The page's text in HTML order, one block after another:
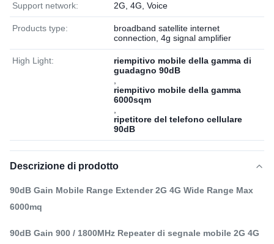
Support network: 2G, 4G, Voice
Products type:
broadband satellite internet
connection, 4g signal amplifier
High Light:
riempitivo mobile della gamma di
guadagno 90dB
riempitivo mobile della gamma
6000sqm
ripetitore del telefono cellulare
90dB
Descrizione di prodotto
90dB Gain Mobile Range Extender 2G 4G Wide Range Max
6000mq
90dB Gain 900 / 1800MHz Repeater di segnale mobile 2G 4G